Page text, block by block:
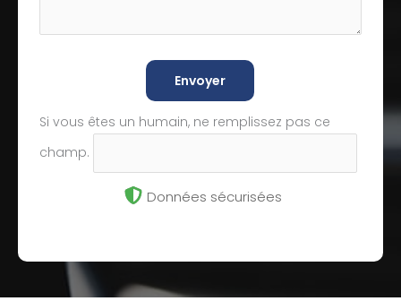
Envoyer
Si vous êtes un humain, ne remplissez pas ce
champ.
Données sécurisées